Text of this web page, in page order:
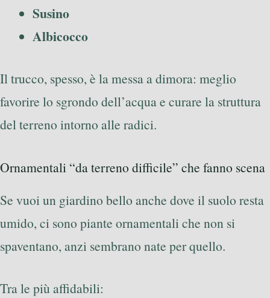
Susino
Albicocco
Il trucco, spesso, è la messa a dimora: meglio
favorire lo sgrondo dell’acqua e curare la struttura
del terreno intorno alle radici.
Ornamentali “da terreno difficile” che fanno scena
Se vuoi un giardino bello anche dove il suolo resta
umido, ci sono piante ornamentali che non si
spaventano, anzi sembrano nate per quello.
Tra le più affidabili: